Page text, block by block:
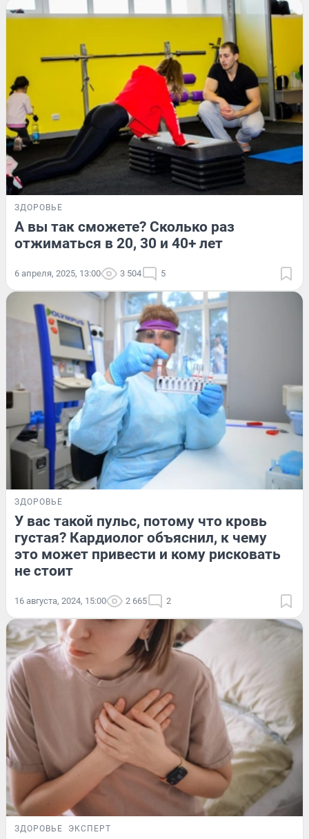
ЗДОРОВЬЕ
А вы так сможете? Сколько раз
отжиматься в 20, 30 и 40+ лет
6 апреля, 2025, 13:00 3 504 5
ЗДОРОВЬЕ
У вас такой пульс, потому что кровь
густая? Кардиолог объяснил, к чему
это может привести и кому рисковать
не стоит
16 августа, 2024, 15:00 2 665 2
ЗДОРОВЬЕ ЭКСПЕРТ